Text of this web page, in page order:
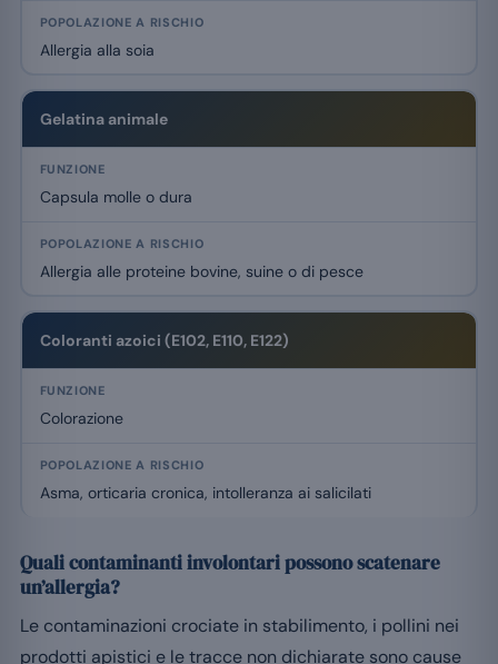
Allergia alla soia
Gelatina animale
Capsula molle o dura
Allergia alle proteine bovine, suine o di pesce
Coloranti azoici (E102, E110, E122)
Colorazione
Asma, orticaria cronica, intolleranza ai salicilati
Quali contaminanti involontari possono scatenare
un’allergia?
Le contaminazioni crociate in stabilimento, i pollini nei
prodotti apistici e le tracce non dichiarate sono cause